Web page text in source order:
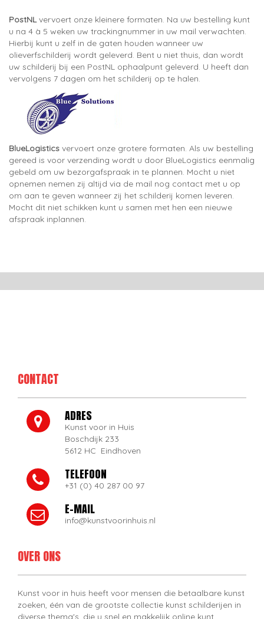
PostNLvervoert onze kleinere formaten. Na uw bestelling kunt
u na 4 à 5 weken uw trackingnummer in uw mail verwachten.
Hierbij kunt u zelf in de gaten houden wanneer uw
olieverfschilderij wordt geleverd. Bent u niet thuis, dan wordt
uw schilderij bij een PostNL ophaalpunt geleverd. U heeft dan
vervolgens 7 dagen om het schilderij op te halen.
BlueLogistics vervoert onze grotere formaten. Als uw bestelling
gereed is voor verzending wordt u door BlueLogistics eenmalig
gebeld om uw bezorgafspraak in te plannen. Mocht u niet
opnemen nemen zij altijd via de mail nog contact met u op
om aan te geven wanneer zij het schilderij komen leveren.
Mocht dit niet schikken kunt u samen met hen een nieuwe
afspraak inplannen.
CONTACT
ADRES
Kunst voor in Huis
Boschdijk 233
5612 HC Eindhoven
TELEFOON
+31 (0) 40 287 00 97
E-MAIL
info@kunstvoorinhuis.nl
OVER ONS
Kunst voor in huis heeft voor mensen die betaalbare kunst
zoeken, één van de grootste collectie kunst schilderijen in
diverse thema's, die u snel en makkelijk online kunt